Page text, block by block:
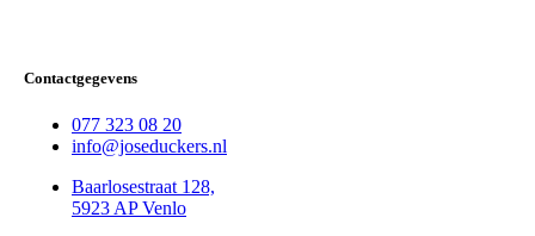
Contactgegevens
077 323 08 20
info@joseduckers.nl
Baarlosestraat 128,
5923 AP Venlo